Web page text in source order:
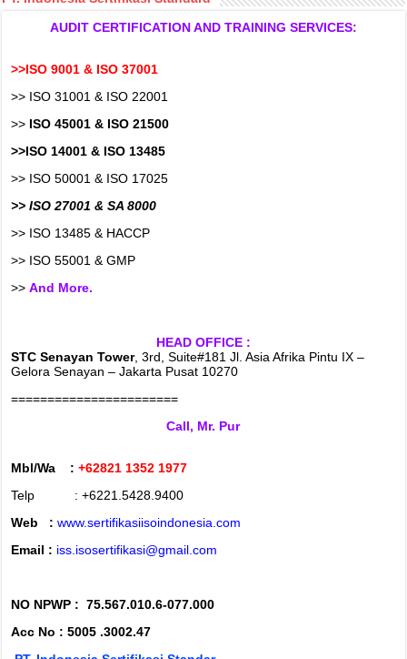
AUDIT CERTIFICATION AND TRAINING SERVICES:
>>ISO 9001 & ISO 37001
>> ISO 31001 & ISO 22001
>> ISO 45001 & ISO 21500
>>ISO 14001 & ISO 13485
>> ISO 50001 & ISO 17025
>> ISO 27001 & SA 8000
>> ISO 13485 & HACCP
>> ISO 55001 & GMP
>>And More.
HEAD OFFICE :
STC Senayan Tower, 3rd, Suite#181 Jl. Asia Afrika Pintu IX –
Gelora Senayan – Jakarta Pusat 10270
=======================
Call, Mr. Pur
Mbl/Wa :+62821 1352 1977
Telp : +6221.5428.9400
Web :www.sertifikasiisoindonesia.com
Email : iss.isosertifikasi@gmail.com
NO NPWP : 75.567.010.6-077.000
Acc No : 5005 .3002.47